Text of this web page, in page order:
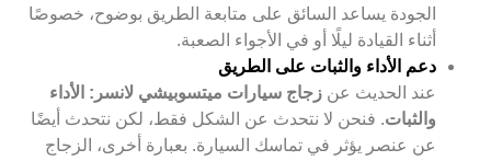
الجودة يساعد السائق على متابعة الطريق بوضوح، خصوصًا
أثناء القيادة ليلًا أو في الأجواء الصعبة.
دعم الأداء والثبات على الطريق
عند الحديث عن زجاج سيارات ميتسوبيشي لانسر: الأداء
والثبات. فنحن لا نتحدث عن الشكل فقط، لكن نتحدث أيضًا
عن عنصر يؤثر في تماسك السيارة. بعبارة أخرى، الزجاج